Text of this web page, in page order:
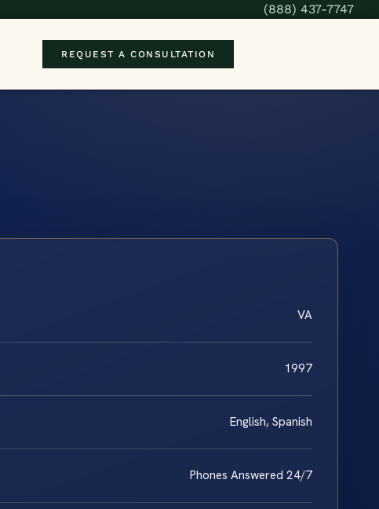
(888) 437-7747
REQUEST A CONSULTATION
VA
1997
English, Spanish
Phones Answered 24/7